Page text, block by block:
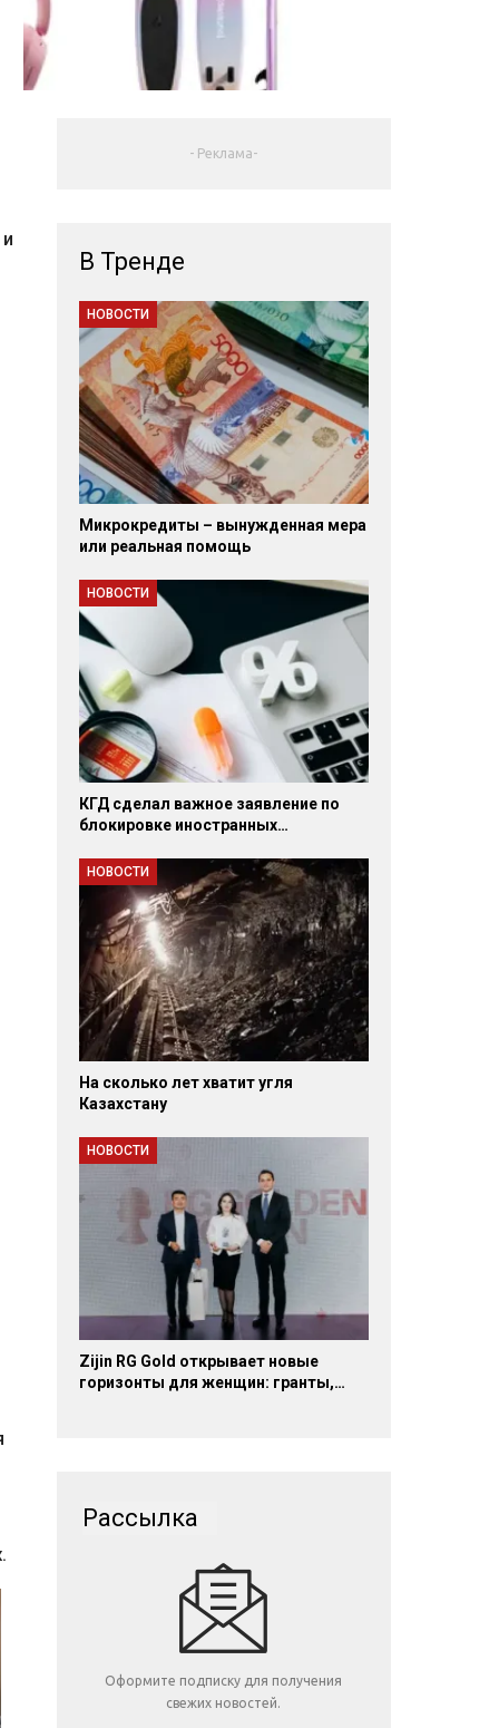
- Реклама-
В Тренде
НОВОСТИ
Микрокредиты – вынужденная мера
или реальная помощь
НОВОСТИ
КГД сделал важное заявление по
блокировке иностранных…
НОВОСТИ
На сколько лет хватит угля
Казахстану
НОВОСТИ
Zijin RG Gold открывает новые
горизонты для женщин: гранты,…
Рассылка
Оформите подписку для получения
свежих новостей.